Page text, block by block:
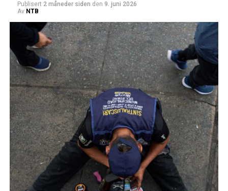
Publisert 2 måneder siden den 9. juni 2026
Av NTB